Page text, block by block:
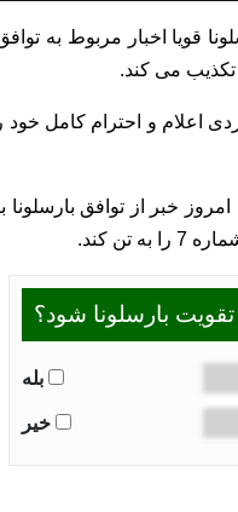
قویا اخبار مربوط به
تکذیب می کند.
اعلام و احترام کامل خود
امروز خبر از توافق بارسلونا
کند.
تقویت بارسلونا شود؟
بله
خیر